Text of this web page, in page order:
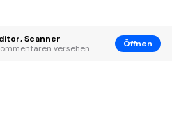
Scanner
versehen
Öffnen